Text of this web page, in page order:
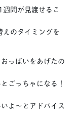
間が見渡せるこ
のタイミングを
っぱいをあげたの
ごっちゃになる！
よ～とアドバイス